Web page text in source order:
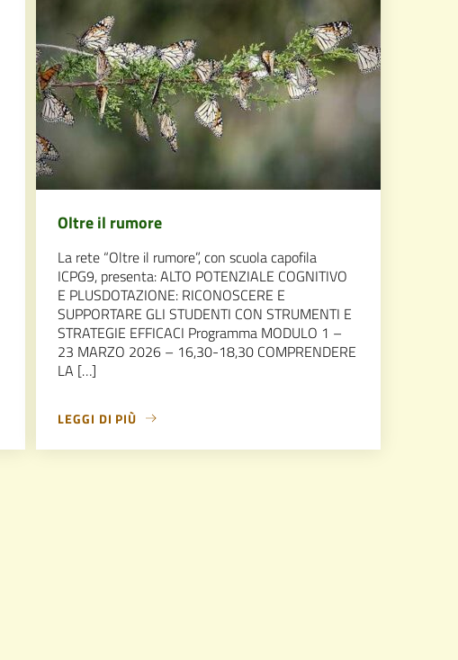
Oltre il rumore
La rete “Oltre il rumore”, con scuola capofila
ICPG9, presenta: ALTO POTENZIALE COGNITIVO
E PLUSDOTAZIONE: RICONOSCERE E
SUPPORTARE GLI STUDENTI CON STRUMENTI E
STRATEGIE EFFICACI Programma MODULO 1 –
23 MARZO 2026 – 16,30-18,30 COMPRENDERE
LA […]
LEGGI DI PIÙ